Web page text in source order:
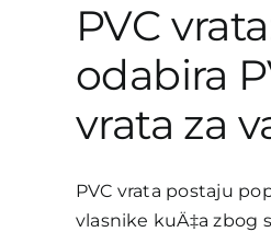
PVC
odabira
vrata za
PVC vrata postaju
vlasnike kuÄ‡a zbog